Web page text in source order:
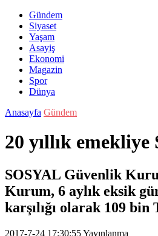
Gündem
Siyaset
Yaşam
Asayiş
Ekonomi
Magazin
Spor
Dünya
Anasayfa Gündem
20 yıllık
SOSYAL Güvenlik
Kurum, 6 aylık eksik
karşılığı olarak 109 bin
2017-7-24 17:30:55Yayınlanma